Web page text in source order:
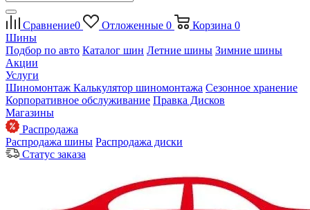
Сравнение0 Отложенные 0 Корзина 0
Шины
Подбор по авто Каталог шин Летние шины Зимние шины
Акции
Услуги
Шиномонтаж Калькулятор шиномонтажа Сезонное хранение
Корпоративное обслуживание Правка Дисков
Магазины
Распродажа
Распродажа шины Распродажа диски
Статус заказа